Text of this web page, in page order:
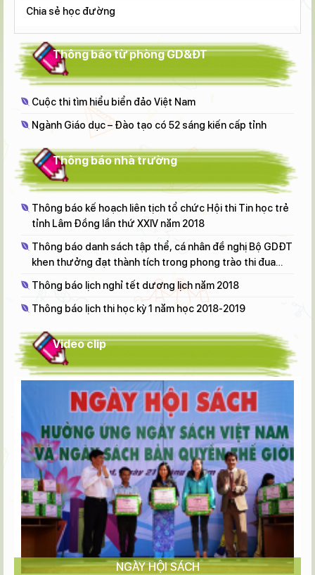
Đề thi - đáp án
Chia sẻ học đường
Thông báo từ phòng GD&ĐT
Cuộc thi tìm hiểu biển đảo Việt Nam
Ngành Giáo dục – Đào tạo có 52 sáng kiến cấp tỉnh
Thông báo nhà trường
Thông báo kế hoạch liên tịch tổ chức Hội thi Tin học trẻ
tỉnh Lâm Đồng lần thứ XXIV năm 2018
Thông báo danh sách tập thể, cá nhân đề nghị Bộ GDĐT
khen thưởng đạt thành tích trong phong trào thi đua
"Đổi mới, sáng tạo trong dạy và học" NH 2017 - 2018
Thông báo lịch nghỉ tết dương lịch năm 2018
Thông báo lịch thi học kỳ 1 năm học 2018-2019
Video clip
NGÀY HỘI SÁCH